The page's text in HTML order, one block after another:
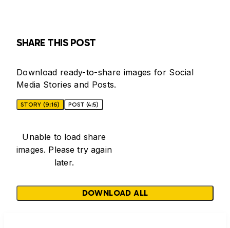
SHARE THIS POST
Download ready-to-share images for Social
Media Stories and Posts.
STORY (9:16) POST (4:5)
Unable to load share
images. Please try again
later.
DOWNLOAD ALL